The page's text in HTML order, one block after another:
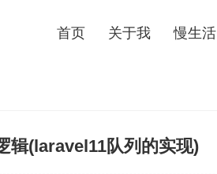
首页 关于我 慢生活
辑(laravel11队列的实现)